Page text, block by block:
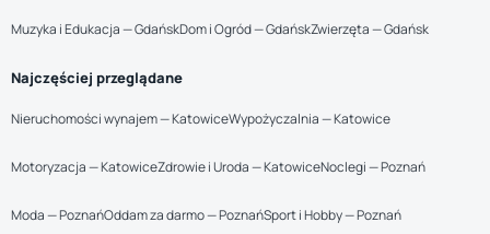
Muzyka i Edukacja — GdańskDom i Ogród — GdańskZwierzęta — Gdańsk
Najczęściej przeglądane
Nieruchomości wynajem — KatowiceWypożyczalnia — Katowice
Motoryzacja — KatowiceZdrowie i Uroda — KatowiceNoclegi — Poznań
Moda — PoznańOddam za darmo — PoznańSport i Hobby — Poznań